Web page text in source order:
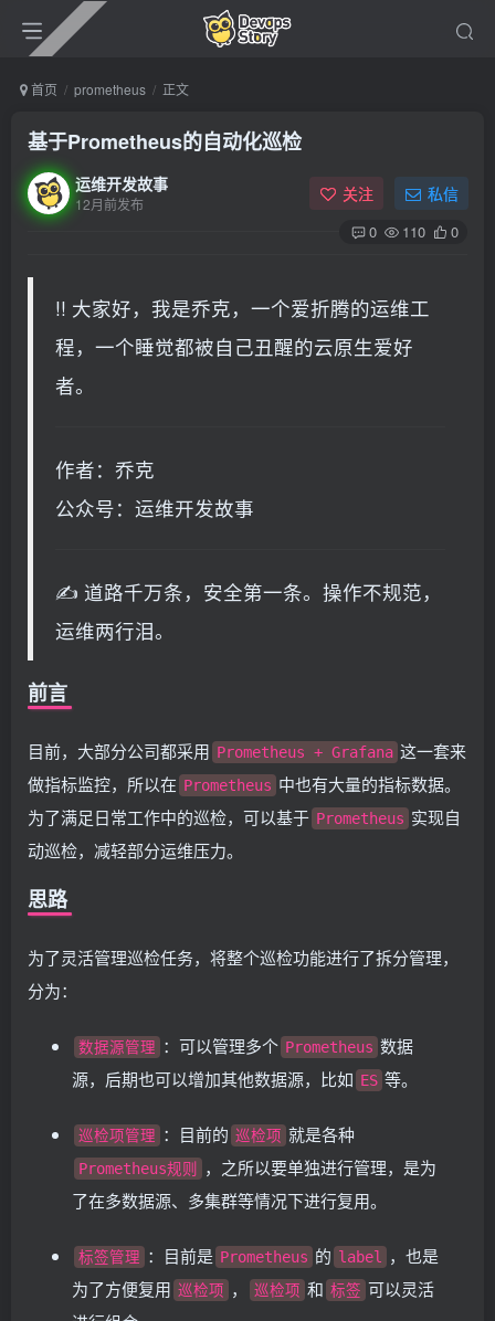
首页 prometheus 正文
基于Prometheus的自动化巡检
运维开发故事
12月前发布 关注 私信
0 110 0
!! 大家好，我是乔克，一个爱折腾的运维工
程，一个睡觉都被自己丑醒的云原生爱好
者。
作者：乔克
公众号：运维开发故事
✍ 道路千万条，安全第一条。操作不规范，
运维两行泪。
前言
目前，大部分公司都采用 Prometheus + Grafana 这一套来
做指标监控，所以在 Prometheus 中也有大量的指标数据。
为了满足日常工作中的巡检，可以基于 Prometheus 实现自
动巡检，减轻部分运维压力。
思路
为了灵活管理巡检任务，将整个巡检功能进行了拆分管理，
分为：
数据源管理 ：可以管理多个 Prometheus 数据
源，后期也可以增加其他数据源，比如 ES 等。
巡检项管理 ：目前的 巡检项 就是各种
Prometheus规则
，之所以要单独进行管理，是为
了在多数据源、多集群等情况下进行复用。
标签管理 ：目前是 Prometheus 的 label ，也是
为了方便复用 巡检项 ， 巡检项 和 标签 可以灵活